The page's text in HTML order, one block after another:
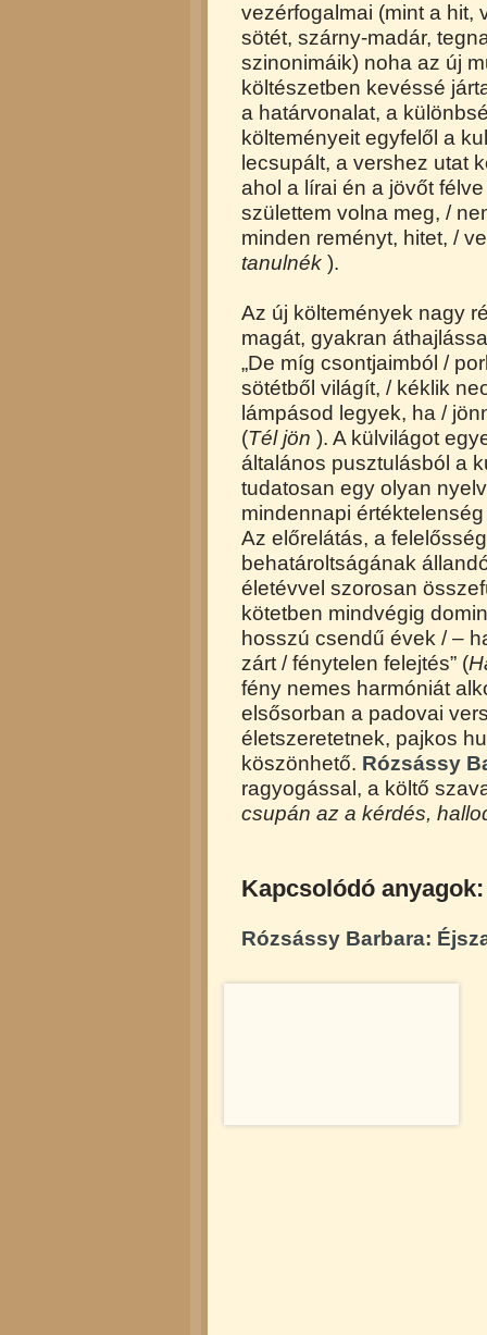
vezérfogalmai (mint a hit,
sötét, szárny-madár,
szinonimáik) noha az új
költészetben kevéssé
a határvonalat, a
költeményeit egyfelől a
lecsupált, a vershez utat
ahol a lírai én a jövőt
születtem volna meg, /
minden reményt, hitet, /
tanulnék ).
Az új költemények nagy
magát, gyakran
„De míg csontjaimból /
sötétből világít, / kéklik
lámpásod legyek, ha /
(Tél jön ). A külvilágot
általános pusztulásból a
tudatosan egy olyan
mindennapi
Az előrelátás, a
behatároltságának
életévvel szorosan
kötetben mindvégig
hosszú csendű évek / –
zárt / fénytelen felejtés” (
fény nemes harmóniát
elsősorban a padovai
életszeretetnek, pajkos
köszönhető. Rózsássy
ragyogással, a költő
csupán az a kérdés,
Kapcsolódó anyagok:
Rózsássy Barbara: